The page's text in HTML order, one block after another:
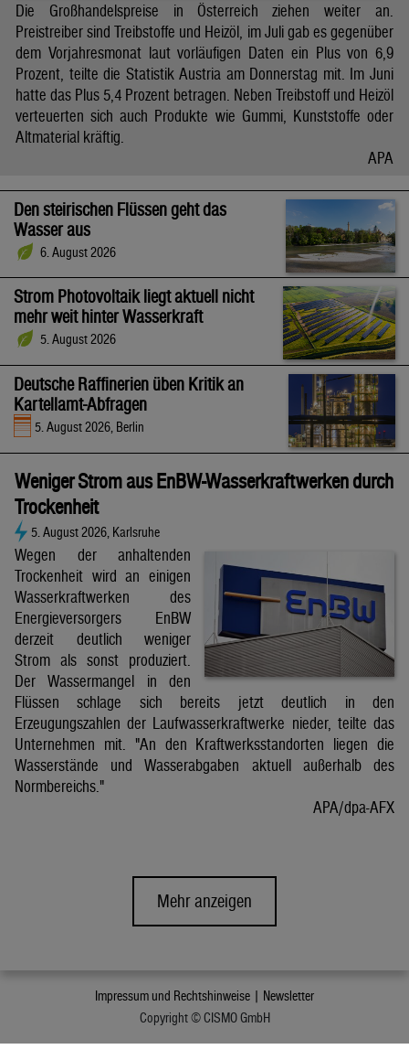
Die Großhandelspreise in Österreich ziehen weiter an.
Preistreiber sind Treibstoffe und Heizöl, im Juli gab es gegenüber
dem Vorjahresmonat laut vorläufigen Daten ein Plus von 6,9
Prozent, teilte die Statistik Austria am Donnerstag mit. Im Juni
hatte das Plus 5,4 Prozent betragen. Neben Treibstoff und Heizöl
verteuerten sich auch Produkte wie Gummi, Kunststoffe oder
Altmaterial kräftig.
APA
Den steirischen Flüssen geht das
Wasser aus
6. August 2026
Strom Photovoltaik liegt aktuell nicht
mehr weit hinter Wasserkraft
5. August 2026
Deutsche Raffinerien üben Kritik an
Kartellamt-Abfragen
5. August 2026, Berlin
Weniger Strom aus EnBW-Wasserkraftwerken durch
Trockenheit
5. August 2026, Karlsruhe
Wegen der anhaltenden
Trockenheit wird an einigen
Wasserkraftwerken des
Energieversorgers EnBW
derzeit deutlich weniger
Strom als sonst produziert.
Der Wassermangel in den
Flüssen schlage sich bereits jetzt deutlich in den
Erzeugungszahlen der Laufwasserkraftwerke nieder, teilte das
Unternehmen mit. "An den Kraftwerksstandorten liegen die
Wasserstände und Wasserabgaben aktuell außerhalb des
Normbereichs."
APA/dpa-AFX
Mehr anzeigen
Impressum und Rechtshinweise | Newsletter
Copyright © CISMO GmbH